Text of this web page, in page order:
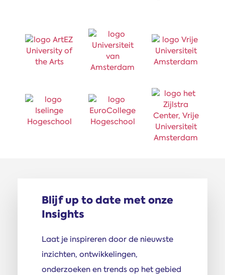
Blijf up to date met onze
Insights
Laat je inspireren door de nieuwste
inzichten, ontwikkelingen,
onderzoeken en trends op het gebied